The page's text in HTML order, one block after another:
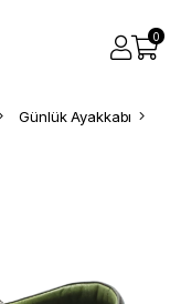
0
Günlük Ayakkabı